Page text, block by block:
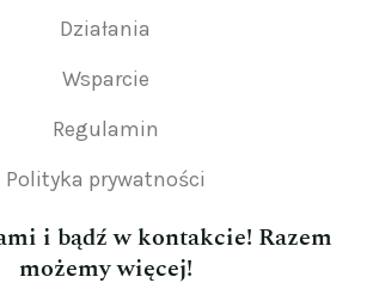
Działania
Wsparcie
Regulamin
Polityka prywatności
i bądź w kontakcie! Razem
możemy więcej!